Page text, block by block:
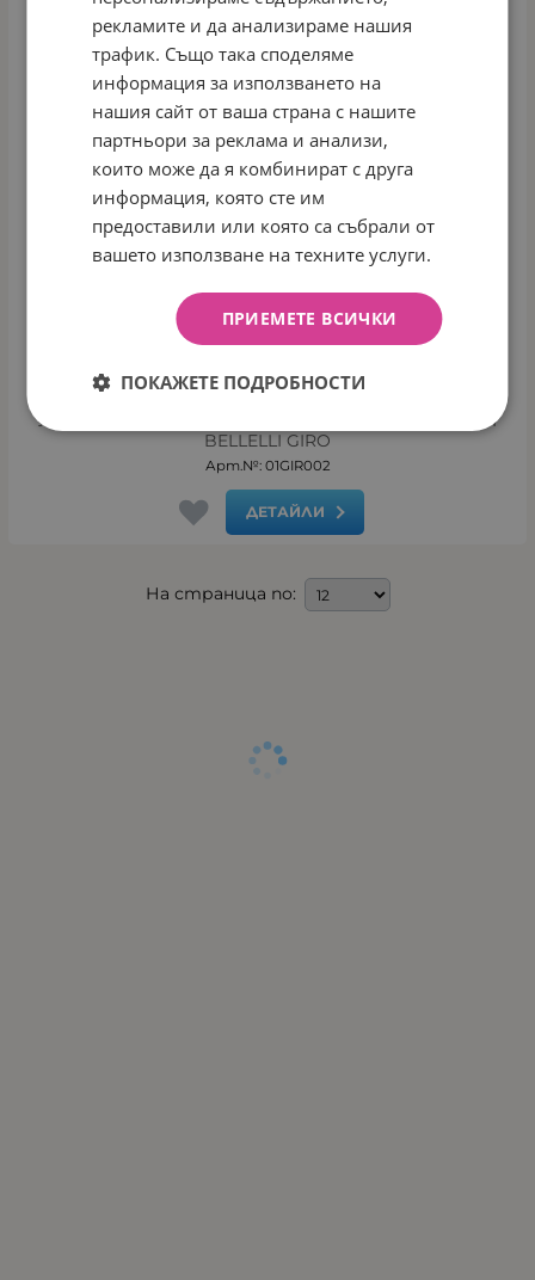
УНИВЕРСАЛНА БАМБУКОВА ВЪЗГЛАВНИЦА ЗА ПЪТ
BELLELLI GIRO
Арт.№: 01GIR002
ДЕТАЙЛИ
На страница по:
рекламите и да анализираме нашия
трафик. Също така споделяме
информация за използването на
нашия сайт от ваша страна с нашите
партньори за реклама и анализи,
които може да я комбинират с друга
информация, която сте им
предоставили или която са събрали от
вашето използване на техните услуги.
ПРИЕМЕТЕ ВСИЧКИ
ПОКАЖЕТЕ ПОДРОБНОСТИ